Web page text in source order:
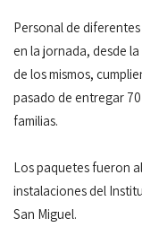
Personal de
en la jornada, desde
de los mismos,
pasado de entregar
familias.
Los paquetes fueron
instalaciones del
San Miguel.